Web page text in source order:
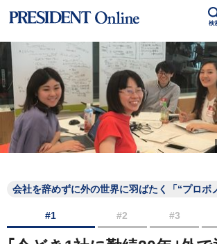
検
会社を辞めずに外の世界に羽ばたく「“プロボ
#1 #2 #3